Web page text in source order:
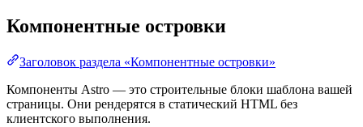
Компонентные островки
Заголовок раздела «Компонентные островки»
Компоненты Astro — это строительные блоки шаблона вашей
страницы. Они рендерятся в статический HTML без
клиентского выполнения.